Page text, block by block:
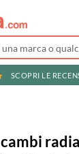
SCOPRI LE